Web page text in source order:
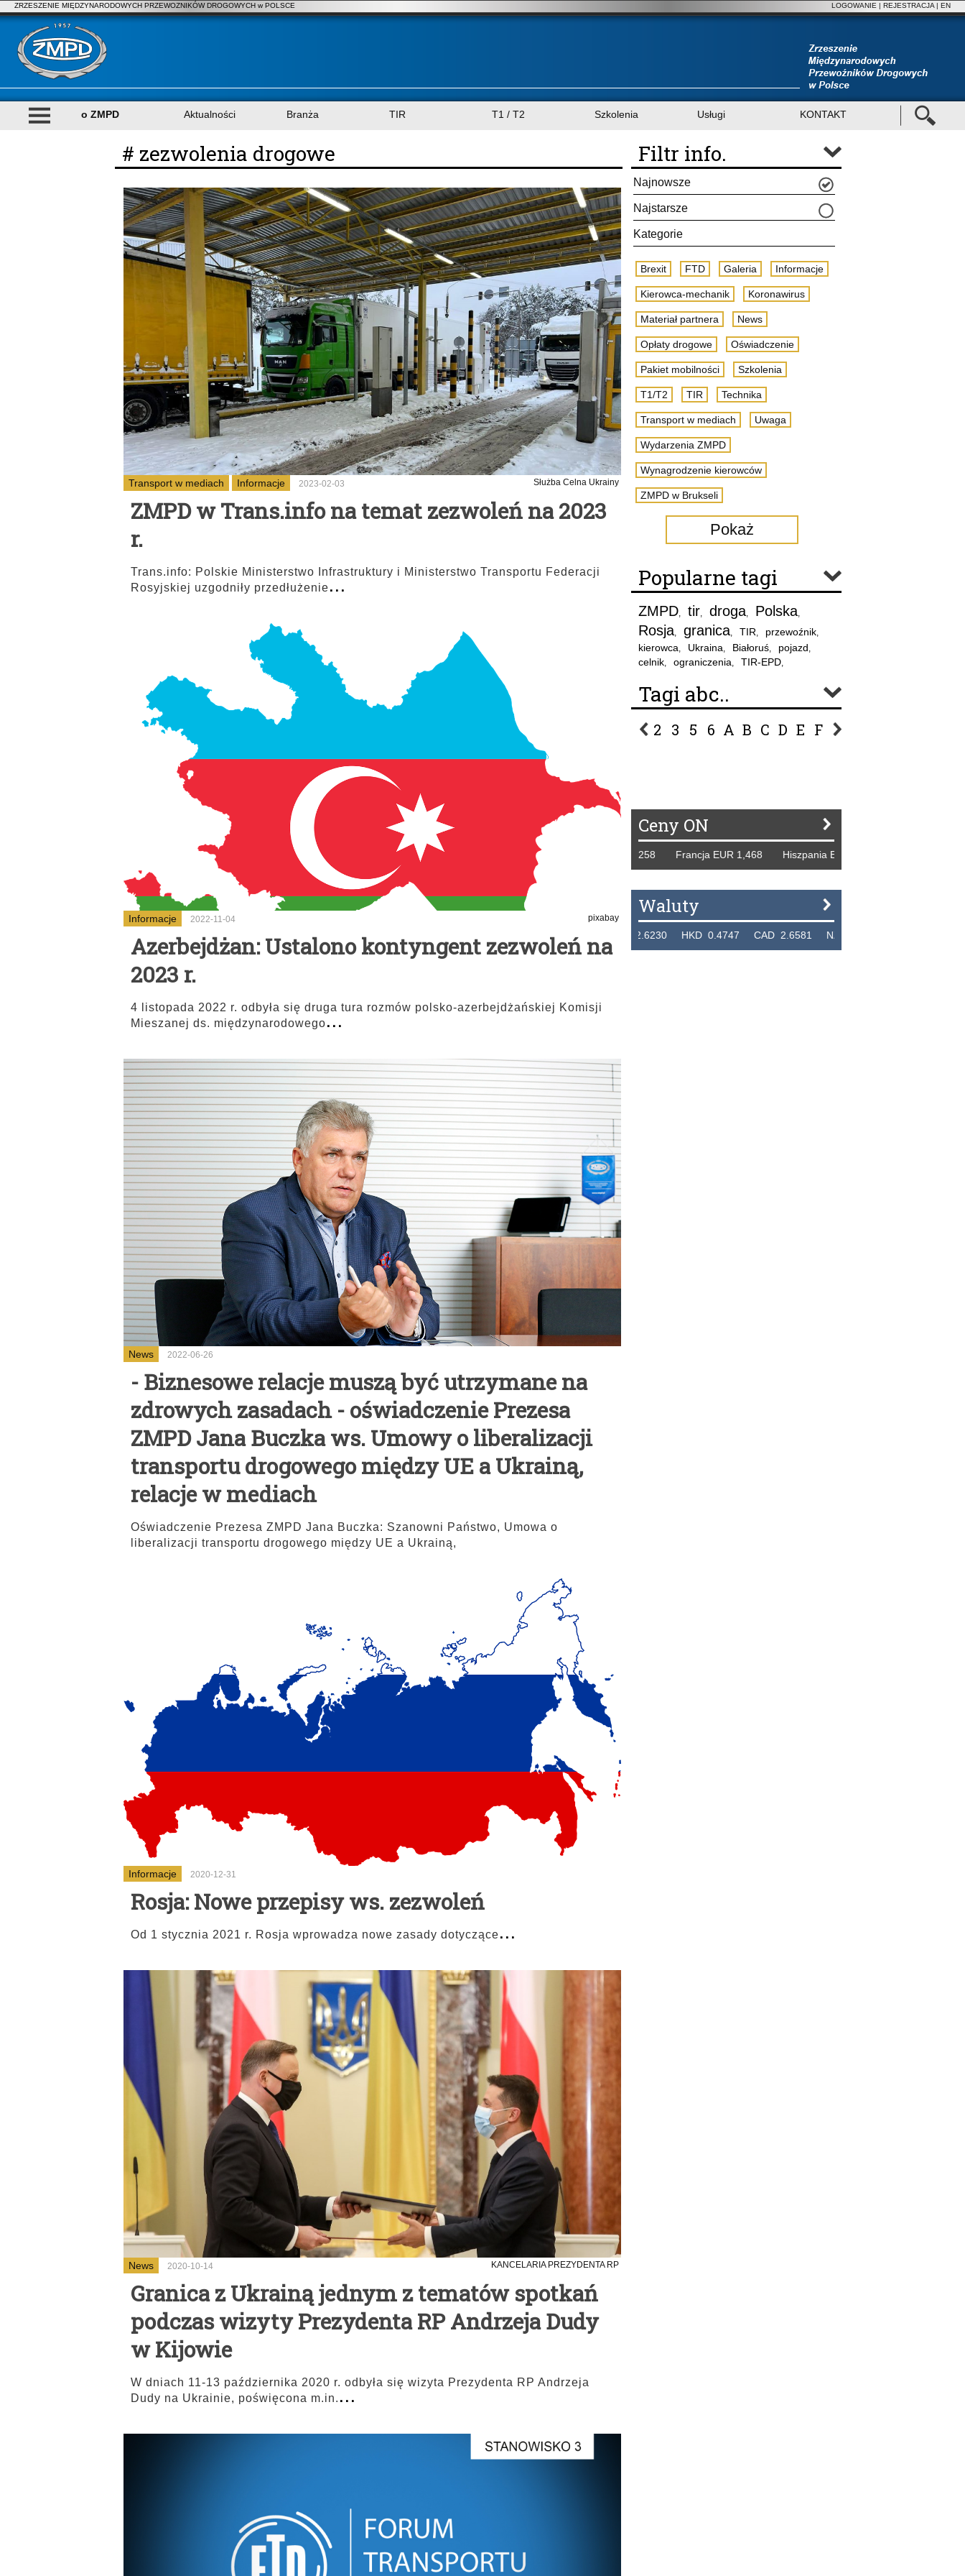
ZRZESZENIE MIĘDZYNARODOWYCH PRZEWOZNIKÓW DROGOWYCH w POLSCE LOGOWANIE | REJESTRACJA | EN
o ZMPD Aktualności Branża TIR T1 / T2 Szkolenia Usługi KONTAKT
# zezwolenia drogowe
Transport w mediach Informacje 2023-02-03 Służba Celna Ukrainy
ZMPD w Trans.info na temat zezwoleń na 2023
r.
Trans.info: Polskie Ministerstwo Infrastruktury i Ministerstwo Transportu Federacji
Rosyjskiej uzgodniły przedłużenie...
Informacje 2022-11-04 pixabay
Azerbejdżan: Ustalono kontyngent zezwoleń na
2023 r.
4 listopada 2022 r. odbyła się druga tura rozmów polsko-azerbejdżańskiej Komisji
Mieszanej ds. międzynarodowego...
News 2022-06-26
- Biznesowe relacje muszą być utrzymane na
zdrowych zasadach - oświadczenie Prezesa
ZMPD Jana Buczka ws. Umowy o liberalizacji
transportu drogowego między UE a Ukrainą,
relacje w mediach
Oświadczenie Prezesa ZMPD Jana Buczka: Szanowni Państwo, Umowa o
liberalizacji transportu drogowego między UE a Ukrainą,
Informacje 2020-12-31
Rosja: Nowe przepisy ws. zezwoleń
Od 1 stycznia 2021 r. Rosja wprowadza nowe zasady dotyczące...
News 2020-10-14 KANCELARIA PREZYDENTA RP
Granica z Ukrainą jednym z tematów spotkań
podczas wizyty Prezydenta RP Andrzeja Dudy
w Kijowie
W dniach 11-13 października 2020 r. odbyła się wizyta Prezydenta RP Andrzeja
Dudy na Ukrainie, poświęcona m.in....
Filtr info.
Najnowsze
Najstarsze
Kategorie
Brexit FTD Galeria Informacje
Kierowca-mechanik Koronawirus
Materiał partnera News
Opłaty drogowe Oświadczenie
Pakiet mobilności Szkolenia
T1/T2 TIR Technika
Transport w mediach Uwaga
Wydarzenia ZMPD
Wynagrodzenie kierowców
ZMPD w Brukseli
Pokaż
Popularne tagi
ZMPD, tir, droga, Polska,
Rosja, granica, TIR, przewoźnik,
kierowca, Ukraina, Białoruś, pojazd,
celnik, ograniczenia, TIR-EPD,
Tagi abc..
2 3 5 6 A B C D E F G
Ceny ON
Tydzień 42/2019 r. Niemcy EUR 1,258 Francja EUR 1,468 Hiszpania EUR 1,229 WB GBP 1,318
Waluty
THB 0.1126 USD 3.7236 AUD 2.6230 HKD 0.4747 CAD 2.6581 NZD 2.1889 SGD 2.9048 EUR